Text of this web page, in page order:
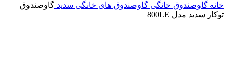
خانه گاوصندوق خانگی گاوصندوق های خانگی سدید گاوصندوق
توکار سدید مدل 800LE